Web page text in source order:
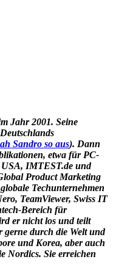
Jahr 2001. Seine
Sandro so aus). Dann
etwa für PC-
IMTEST.de und
Product Marketing
Techunternehmen
TeamViewer, Swiss IT
Bereich für
er nicht los und teilt
gerne durch die Welt und
und Korea, aber auch
Nordics. Sie erreichen